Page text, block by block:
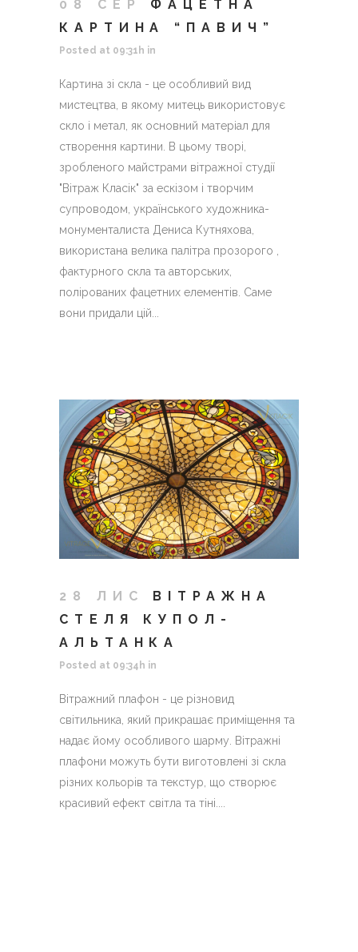
08 СЕР
ФАЦЕТНА
КАРТИНА “ПАВИЧ”
Posted at 09:31h in
Картина зі скла - це особливий вид
мистецтва, в якому митець використовує
скло і метал, як основний матеріал для
створення картини. В цьому творі,
зробленого майстрами вітражної студії
"Вітраж Класік" за ескізом і творчим
супроводом, українського художника-
монументалиста Дениса Кутняхова,
використана велика палітра прозорого ,
фактурного скла та авторських,
полірованих фацетних елементів. Саме
вони придали цій...
28 ЛИС
ВІТРАЖНА
СТЕЛЯ КУПОЛ-
АЛЬТАНКА
Posted at 09:34h in
Вітражний плафон - це різновид
світильника, який прикрашає приміщення та
надає йому особливого шарму. Вітражні
плафони можуть бути виготовлені зі скла
різних кольорів та текстур, що створює
красивий ефект світла та тіні....